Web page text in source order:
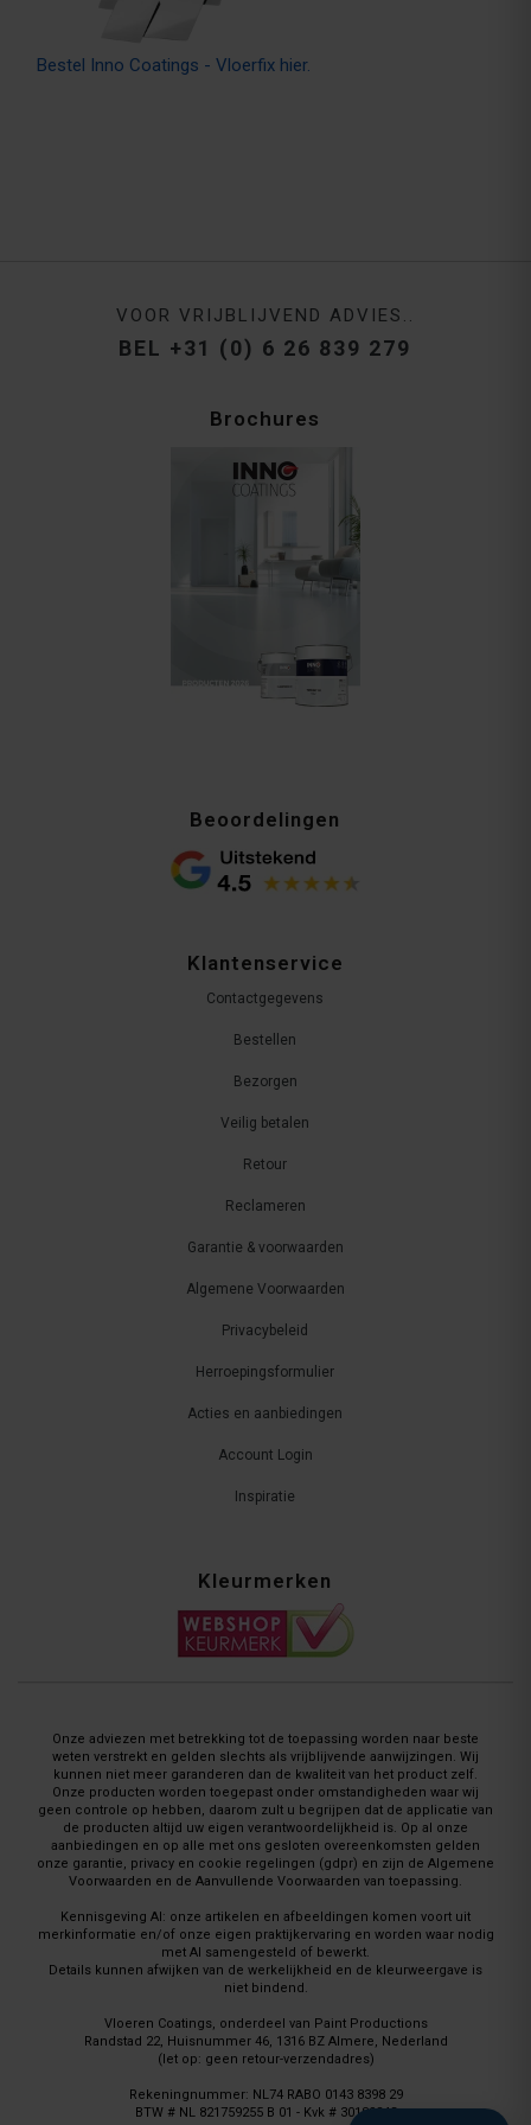
Bestel Inno Coatings - Vloerfix hier.
VOOR VRIJBLIJVEND ADVIES..
BEL +31 (0) 6 26 839 279
Brochures
Beoordelingen
Klantenservice
Contactgegevens
Bestellen
Bezorgen
Veilig betalen
Retour
Reclameren
Garantie & voorwaarden
Algemene Voorwaarden
Privacybeleid
Herroepingsformulier
Acties en aanbiedingen
Account Login
Inspiratie
Kleurmerken
Onze adviezen met betrekking tot de toepassing worden naar beste
weten verstrekt en gelden slechts als vrijblijvende aanwijzingen. Wij
kunnen niet meer garanderen dan de kwaliteit van het product zelf.
Onze producten worden toegepast onder omstandigheden waar wij
geen controle op hebben, daarom zult u begrijpen dat de applicatie van
de producten altijd uw eigen verantwoordelijkheid is. Op al onze
aanbiedingen en op alle met ons gesloten overeenkomsten gelden
onze garantie, privacy en cookie regelingen (gdpr) en zijn de Algemene
Voorwaarden en de Aanvullende Voorwaarden van toepassing.
Kennisgeving AI: onze artikelen en afbeeldingen komen voort uit
merkinformatie en/of onze eigen praktijkervaring en worden waar nodig
met AI samengesteld of bewerkt.
Details kunnen afwijken van de werkelijkheid en de kleurweergave is
niet bindend.
Vloeren Coatings, onderdeel van Paint Productions
Randstad 22, Huisnummer 46, 1316 BZ Almere, Nederland
(let op: geen retour-verzendadres)
Rekeningnummer: NL74 RABO 0143 8398 29
BTW # NL 821759255 B 01 - Kvk # 30189843